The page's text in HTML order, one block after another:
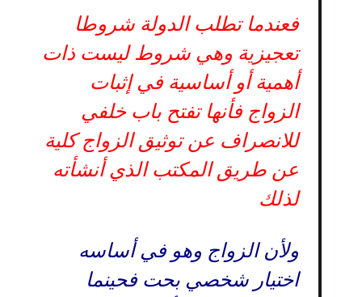
فعندما تطلب الدولة شروطا
تعجيزية وهي شروط ليست ذات
أهمية أو أساسية في إثبات
الزواج فأنها تفتح باب خلفي
للانصراف عن توثيق الزواج كلية
عن طريق المكتب الذي أنشأته
لذلك
ولأن الزواج وهو في أساسه
اختيار شخصي بحت فحينما